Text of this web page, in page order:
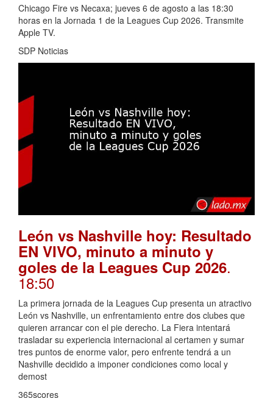
Chicago Fire vs Necaxa; jueves 6 de agosto a las 18:30
horas en la Jornada 1 de la Leagues Cup 2026. Transmite
Apple TV.
SDP Noticias
León vs Nashville hoy: Resultado
EN VIVO, minuto a minuto y
goles de la Leagues Cup 2026.
18:50
La primera jornada de la Leagues Cup presenta un atractivo
León vs Nashville, un enfrentamiento entre dos clubes que
quieren arrancar con el pie derecho. La Fiera intentará
trasladar su experiencia internacional al certamen y sumar
tres puntos de enorme valor, pero enfrente tendrá a un
Nashville decidido a imponer condiciones como local y
demost
365scores